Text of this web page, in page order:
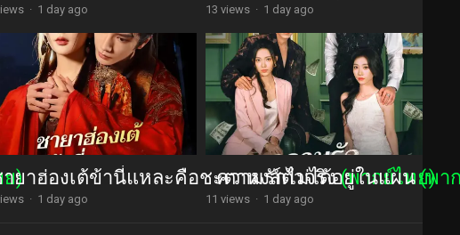
· 1 day ago 13 views · 1 day ago
ย)ยาฮ่องเต้ข้านี่แหละคือชะตาหงส์ตัวจริง(พากย์ไทย)
· 1 day ago
ความรักไม่ได้อยู่ในแผน(พา
11 views · 1 day ago